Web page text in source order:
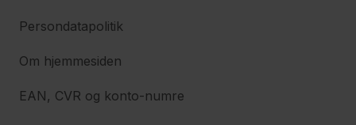
Persondatapolitik
Om hjemmesiden
EAN, CVR og konto-numre